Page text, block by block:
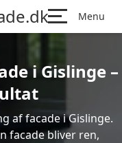
Menu
i Gislinge –
af facade i Gislinge.
facade bliver ren,